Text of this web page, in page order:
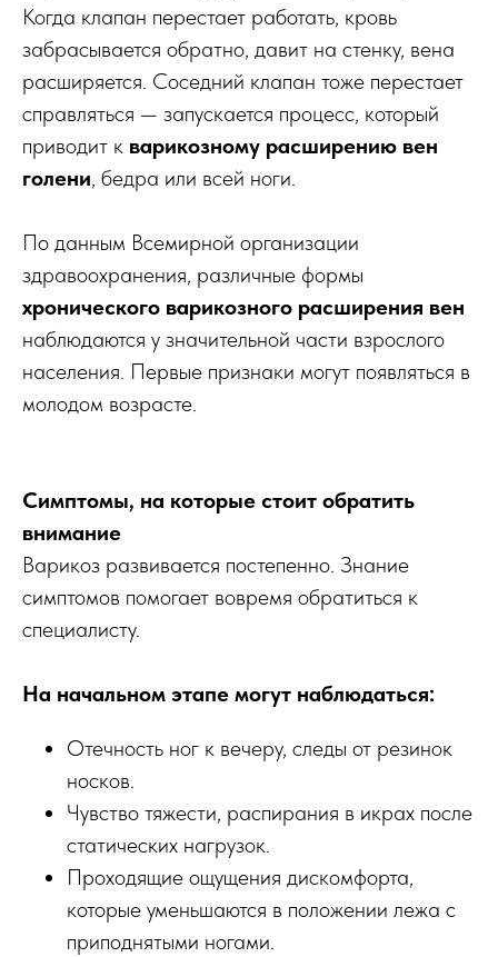
Когда клапан перестает работать, кровь
забрасывается обратно, давит на стенку, вена
расширяется. Соседний клапан тоже перестает
справляться — запускается процесс, который
приводит к варикозному расширению вен
голени, бедра или всей ноги.
По данным Всемирной организации
здравоохранения, различные формы
хронического варикозного расширения вен
наблюдаются у значительной части взрослого
населения. Первые признаки могут появляться в
молодом возрасте.
Симптомы, на которые стоит обратить
внимание
Варикоз развивается постепенно. Знание
симптомов помогает вовремя обратиться к
специалисту.
На начальном этапе могут наблюдаться:
Отечность ног к вечеру, следы от резинок
носков.
Чувство тяжести, распирания в икрах после
статических нагрузок.
Проходящие ощущения дискомфорта,
которые уменьшаются в положении лежа с
приподнятыми ногами.